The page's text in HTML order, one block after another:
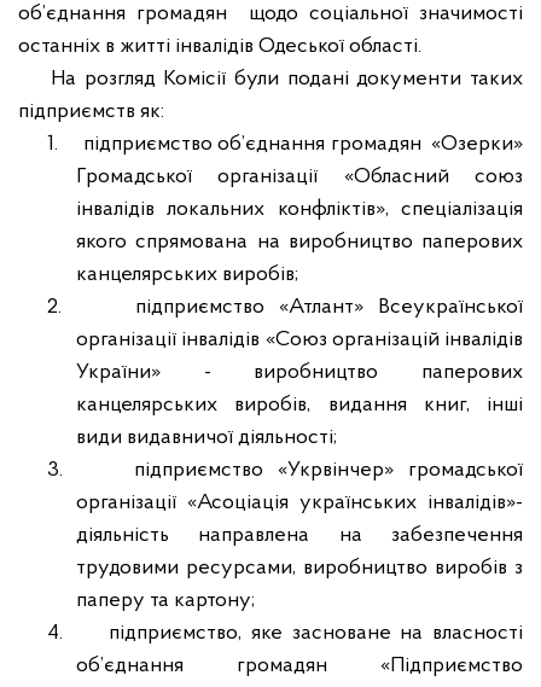
об’єднання громадян
щодо соціальної значимості
останніх в житті інвалідів Одеської області.
На розгляд Комісії були подані документи таких
підприємств як:
1.
підприємство об’єднання громадян «Озерки»
Громадської організації «Обласний союз
інвалідів локальних конфліктів», спеціалізація
якого спрямована на виробництво паперових
канцелярських виробів;
2.
підприємство «Атлант» Всеукраїнської
організації інвалідів «Союз організацій інвалідів
України» - виробництво паперових
канцелярських виробів, видання книг, інші
види видавничої діяльності;
3.
підприємство «Укрвінчер» громадської
організації «Асоціація українських інвалідів»-
діяльність направлена на забезпечення
трудовими ресурсами, виробництво виробів з
паперу та картону;
4.
підприємство, яке засноване на власності
об’єднання громадян «Підприємство